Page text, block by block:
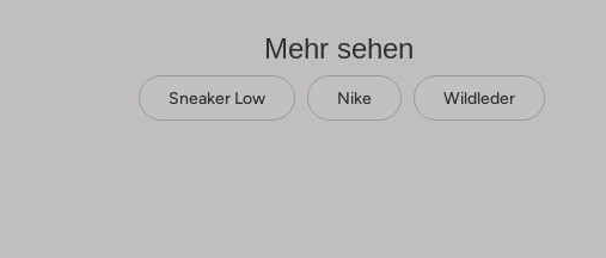
Mehr sehen
Sneaker Low Nike Wildleder